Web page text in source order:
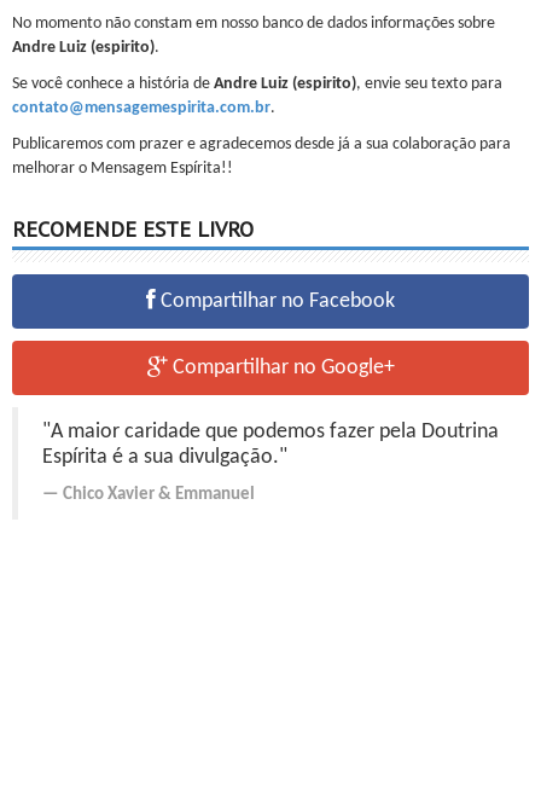
No momento não constam em nosso banco de dados informações sobre
Andre Luiz (espirito).
Se você conhece a história de Andre Luiz (espirito), envie seu texto para
contato@mensagemespirita.com.br.
Publicaremos com prazer e agradecemos desde já a sua colaboração para
melhorar o Mensagem Espírita!!
RECOMENDE ESTE LIVRO
Compartilhar no Facebook
Compartilhar no Google+
"A maior caridade que podemos fazer pela Doutrina
Espírita é a sua divulgação."
Chico Xavier & Emmanuel